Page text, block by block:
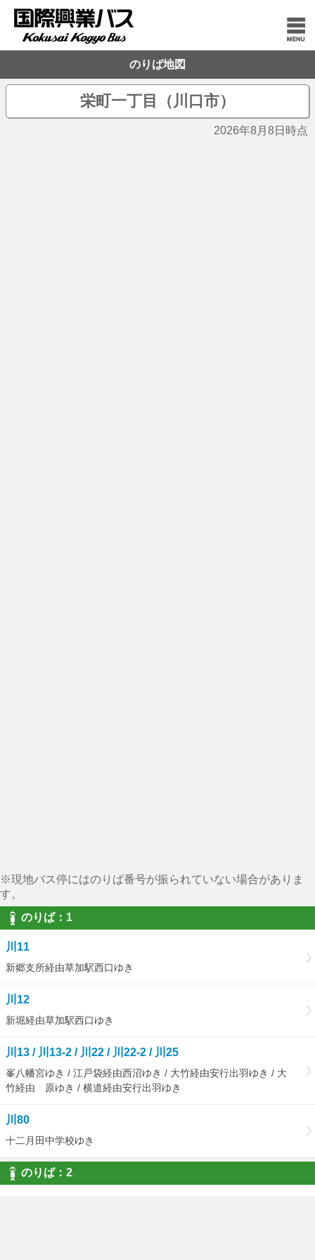
のりば地図
栄町一丁目（川口市）
2026年8月8日時点
※現地バス停にはのりば番号が振られていない場合がありま
す。
のりば：1
川11
新郷支所経由草加駅西口ゆき
川12
新堀経由草加駅西口ゆき
川13 / 川13-2 / 川22 / 川22-2 / 川25
峯八幡宮ゆき / 江戸袋経由西沼ゆき / 大竹経由安行出羽ゆき / 大
竹経由 原ゆき / 横道経由安行出羽ゆき
川80
十二月田中学校ゆき
のりば：2